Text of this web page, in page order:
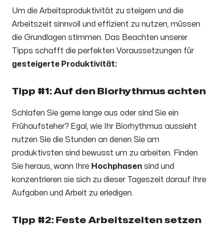
Um die Arbeitsproduktivität zu steigern und die
Arbeitszeit sinnvoll und effizient zu nutzen, müssen
die Grundlagen stimmen. Das Beachten unserer
Tipps schafft die perfekten Voraussetzungen für
gesteigerte Produktivität:
Tipp #1: Auf den Biorhythmus achten
Schlafen Sie gerne lange aus oder sind Sie ein
Frühaufsteher? Egal, wie Ihr Biorhythmus aussieht
nutzen Sie die Stunden an denen Sie am
produktivsten sind bewusst um zu arbeiten. Finden
Sie heraus, wann Ihre Hochphasen sind und
konzentrieren sie sich zu dieser Tageszeit darauf Ihre
Aufgaben und Arbeit zu erledigen.
Tipp #2: Feste Arbeitszeiten setzen